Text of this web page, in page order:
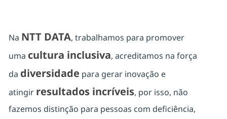
Na NTT DATA, trabalhamos para promover
uma cultura inclusiva, acreditamos na força
da diversidade para gerar inovação e
atingir resultados incríveis, por isso, não
fazemos distinção para pessoas com deficiência,